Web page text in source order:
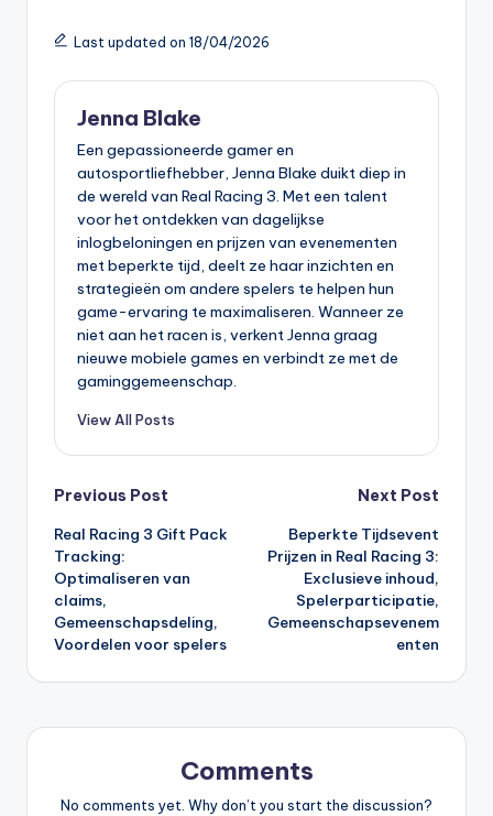
Last updated on 18/04/2026
Jenna Blake
Een gepassioneerde gamer en
autosportliefhebber, Jenna Blake duikt diep in
de wereld van Real Racing 3. Met een talent
voor het ontdekken van dagelijkse
inlogbeloningen en prijzen van evenementen
met beperkte tijd, deelt ze haar inzichten en
strategieën om andere spelers te helpen hun
game-ervaring te maximaliseren. Wanneer ze
niet aan het racen is, verkent Jenna graag
nieuwe mobiele games en verbindt ze met de
gaminggemeenschap.
View All Posts
Post
navigation
Previous Post
Real Racing 3 Gift Pack
Tracking:
Optimaliseren van
claims,
Gemeenschapsdeling,
Voordelen voor spelers
Next Post
Beperkte Tijdsevent
Prijzen in Real Racing 3:
Exclusieve inhoud,
Spelerparticipatie,
Gemeenschapsevenem
enten
Comments
No comments yet. Why don’t you start the discussion?